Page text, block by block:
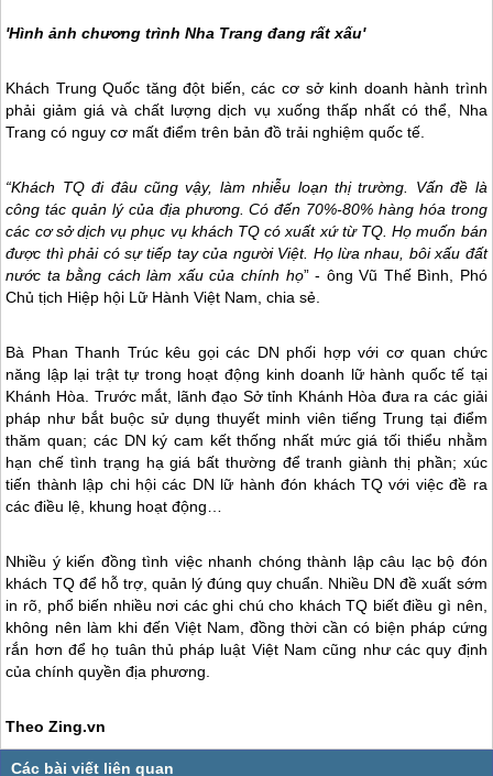
'Hình ảnh chương trìnhNha Trang đang rất xấu'
Khách Trung Quốc tăng đột biến, các cơ sở kinh doanh hành trình
phải giảm giá và chất lượng dịch vụ xuống thấp nhất có thể, Nha
Trang có nguy cơ mất điểm trên bản đồ trải nghiệm quốc tế.
“Khách TQ đi đâu cũng vậy, làm nhiễu loạn thị trường. Vấn đề là
công tác quản lý của địa phương. Có đến 70%-80% hàng hóa trong
các cơ sở dịch vụ phục vụ khách TQ có xuất xứ từ TQ. Họ muốn bán
được thì phải có sự tiếp tay của người Việt. Họ lừa nhau, bôi xấu đất
nước ta bằng cách làm xấu của chính họ” - ông Vũ Thế Bình, Phó
Chủ tịch Hiệp hội Lữ Hành Việt Nam, chia sẻ.
Bà Phan Thanh Trúc kêu gọi các DN phối hợp với cơ quan chức
năng lập lại trật tự trong hoạt động kinh doanh lữ hành quốc tế tại
Khánh Hòa. Trước mắt, lãnh đạo Sở tỉnh Khánh Hòa đưa ra các giải
pháp như bắt buộc sử dụng thuyết minh viên tiếng Trung tại điểm
thăm quan; các DN ký cam kết thống nhất mức giá tối thiểu nhằm
hạn chế tình trạng hạ giá bất thường để tranh giành thị phần; xúc
tiến thành lập chi hội các DN lữ hành đón khách TQ với việc đề ra
các điều lệ, khung hoạt động…
Nhiều ý kiến đồng tình việc nhanh chóng thành lập câu lạc bộ đón
khách TQ để hỗ trợ, quản lý đúng quy chuẩn. Nhiều DN đề xuất sớm
in rõ, phổ biến nhiều nơi các ghi chú cho khách TQ biết điều gì nên,
không nên làm khi đến Việt Nam, đồng thời cần có biện pháp cứng
rắn hơn để họ tuân thủ pháp luật Việt Nam cũng như các quy định
của chính quyền địa phương.
Theo Zing.vn